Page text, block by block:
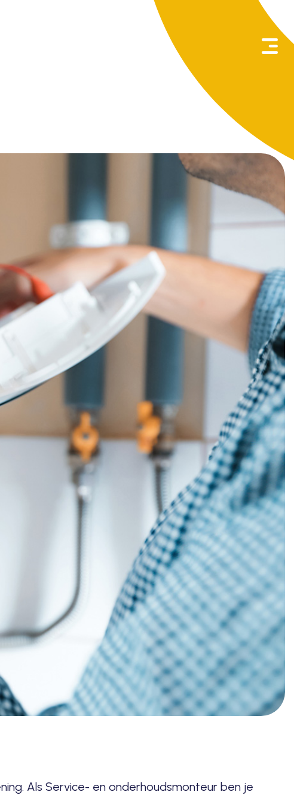
Als Service- en onderhoudsmonteur ben je